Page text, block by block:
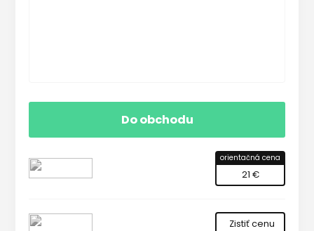
Do obchodu
orientačná cena
21 €
Zistiť cenu